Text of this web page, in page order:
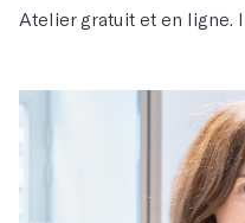
Atelier gratuit et en ligne.